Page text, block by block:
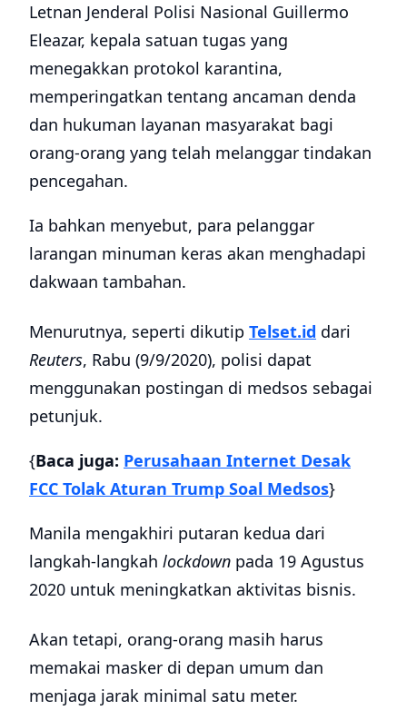
Letnan Jenderal Polisi Nasional Guillermo
Eleazar, kepala satuan tugas yang
menegakkan protokol karantina,
memperingatkan tentang ancaman denda
dan hukuman layanan masyarakat bagi
orang-orang yang telah melanggar tindakan
pencegahan.
Ia bahkan menyebut, para pelanggar
larangan minuman keras akan menghadapi
dakwaan tambahan.
Menurutnya, seperti dikutip Telset.id dari
Reuters, Rabu (9/9/2020), polisi dapat
menggunakan postingan di medsos sebagai
petunjuk.
{Baca juga: Perusahaan Internet Desak
FCC Tolak Aturan Trump Soal Medsos}
Manila mengakhiri putaran kedua dari
langkah-langkah lockdown pada 19 Agustus
2020 untuk meningkatkan aktivitas bisnis.
Akan tetapi, orang-orang masih harus
memakai masker di depan umum dan
menjaga jarak minimal satu meter.